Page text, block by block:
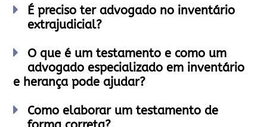
É preciso ter advogado no inventário
extrajudicial?
O que é um testamento e como um
advogado especializado em inventário
e herança pode ajudar?
Como elaborar um testamento de